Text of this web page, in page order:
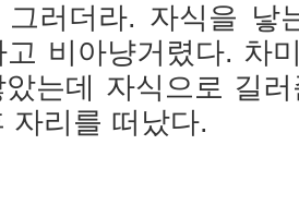
그러더라. 자식을
고 비아냥거렸다. 차
았는데 자식으로 길
자리를 떠났다.